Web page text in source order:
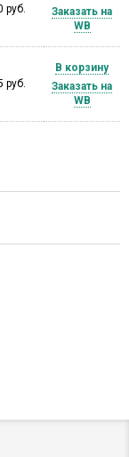
руб.
Заказать на
WB
руб.
В корзину
Заказать на
WB